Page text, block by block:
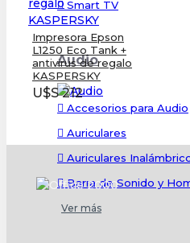
Smart TV
Audio
Accesorios para Audio
Auriculares
Auriculares
Barra de Sonido y
Ver más
Impresora Epson
L1250 Eco Tank +
antivirus de regalo
KASPERSKY
U$S 212